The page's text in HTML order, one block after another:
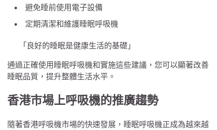
避免睡前使用電子設備
定期清潔和維護睡眠呼吸機
「良好的睡眠是健康生活的基礎」
通過正確使用睡眠呼吸機和實施這些建議，您可以顯著改善
睡眠品質，提升整體生活水平。
香港市場上呼吸機的推廣趨勢
隨著香港呼吸機市場的快速發展，睡眠呼吸機正成為越來越